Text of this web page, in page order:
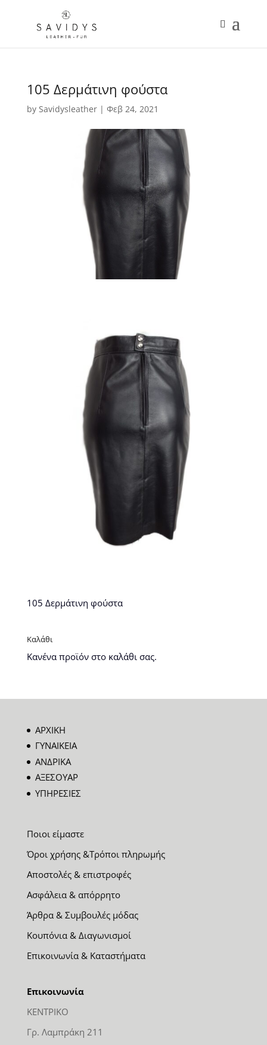
105 Δερμάτινη φούστα
by Savidysleather| Φεβ 24, 2021
105 Δερμάτινη φούστα
Καλάθι
Κανένα προϊόν στο καλάθι σας.
ΑΡΧΙΚΗ
ΓΥΝΑΙΚΕΙΑ
ΑΝΔΡΙΚΑ
ΑΞΕΣΟΥΑΡ
ΥΠΗΡΕΣΙΕΣ
Ποιοι είμαστε
Όροι χρήσης &Τρόποι πληρωμής
Αποστολές & επιστροφές
Ασφάλεια & απόρρητο
Άρθρα & Συμβουλές μόδας
Κουπόνια & Διαγωνισμοί
Επικοινωνία & Καταστήματα
Επικοινωνία
ΚΕΝΤΡΙΚΟ
Γρ. Λαμπράκη 211